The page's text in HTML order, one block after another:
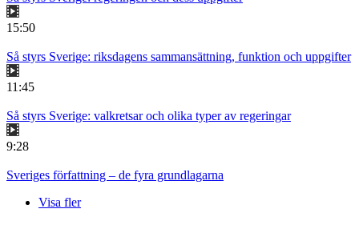
15:50
Så styrs Sverige: riksdagens sammansättning, funktion och uppgifter
11:45
Så styrs Sverige: valkretsar och olika typer av regeringar
9:28
Sveriges författning – de fyra grundlagarna
Visa fler